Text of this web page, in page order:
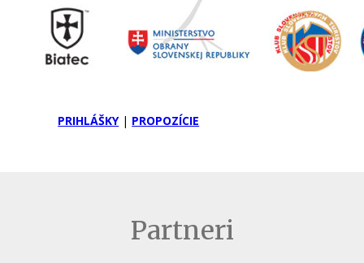
PRIHLÁŠKY| PROPOZÍCIE
Partneri